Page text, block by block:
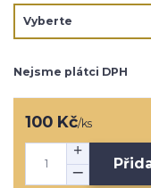
Nejsme plátci DPH
100 Kč/ks